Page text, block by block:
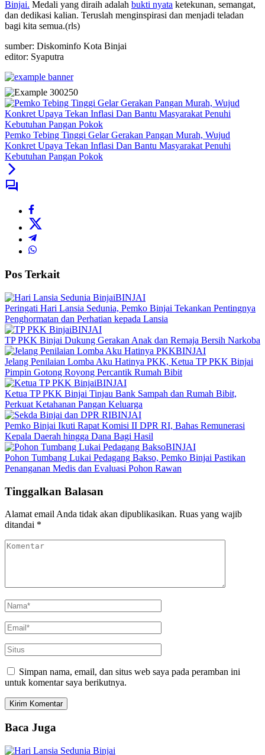
Binjai. Medali yang diraih adalah bukti nyata ketekunan, semangat,
dan dedikasi kalian. Teruslah menginspirasi dan menjadi teladan
bagi kita semua.(rls)
sumber: Diskominfo Kota Binjai
editor: Syaputra
Pemko Tebing Tinggi Gelar Gerakan Pangan Murah, Wujud
Konkret Upaya Tekan Inflasi Dan Bantu Masyarakat Penuhi
Kebutuhan Pangan Pokok
Pos Terkait
BINJAI
Peringati Hari Lansia Sedunia, Pemko Binjai Tekankan Pentingnya
Penghormatan dan Perhatian kepada Lansia
BINJAI
TP PKK Binjai Dukung Gerakan Anak dan Remaja Bersih Narkoba
BINJAI
Jelang Penilaian Lomba Aku Hatinya PKK, Ketua TP PKK Binjai
Pimpin Gotong Royong Percantik Rumah Bibit
BINJAI
Ketua TP PKK Binjai Tinjau Bank Sampah dan Rumah Bibit,
Perkuat Ketahanan Pangan Keluarga
BINJAI
Pemko Binjai Ikuti Rapat Komisi II DPR RI, Bahas Remunerasi
Kepala Daerah hingga Dana Bagi Hasil
BINJAI
Pohon Tumbang Lukai Pedagang Bakso, Pemko Binjai Pastikan
Penanganan Medis dan Evaluasi Pohon Rawan
Tinggalkan Balasan
Alamat email Anda tidak akan dipublikasikan. Ruas yang wajib
ditandai *
Simpan nama, email, dan situs web saya pada peramban ini
untuk komentar saya berikutnya.
Baca Juga